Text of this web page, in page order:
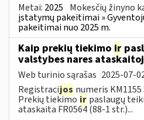
Metai: 2025 Mokesčių žinyno
įstatymų pakeitimai »
pakeitimai nuo 2025 m.
Kaip prekių tiekimo ir
valstybes nares
Web turinio sąrašas 2025-07-
Registracijos numeris
Prekių tiekimo ir paslaugų
ataskaita FR0564 (88-1 str.)...